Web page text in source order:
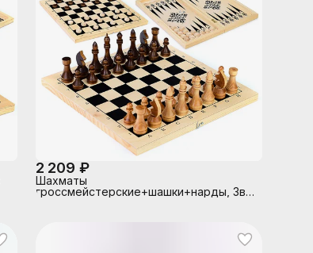
2 209 ₽
Шахматы
гроссмейстерские+шашки+нарды, 3в1